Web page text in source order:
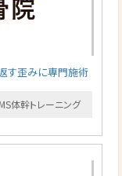
す歪みに専門施術
体幹トレーニング